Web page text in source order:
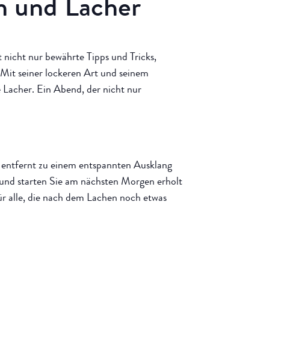
und Lacher
nur bewährte Tipps und Tricks,
seiner lockeren Art und seinem
Ein Abend, der nicht nur
zu einem entspannten Ausklang
starten Sie am nächsten Morgen erholt
alle, die nach dem Lachen noch etwas